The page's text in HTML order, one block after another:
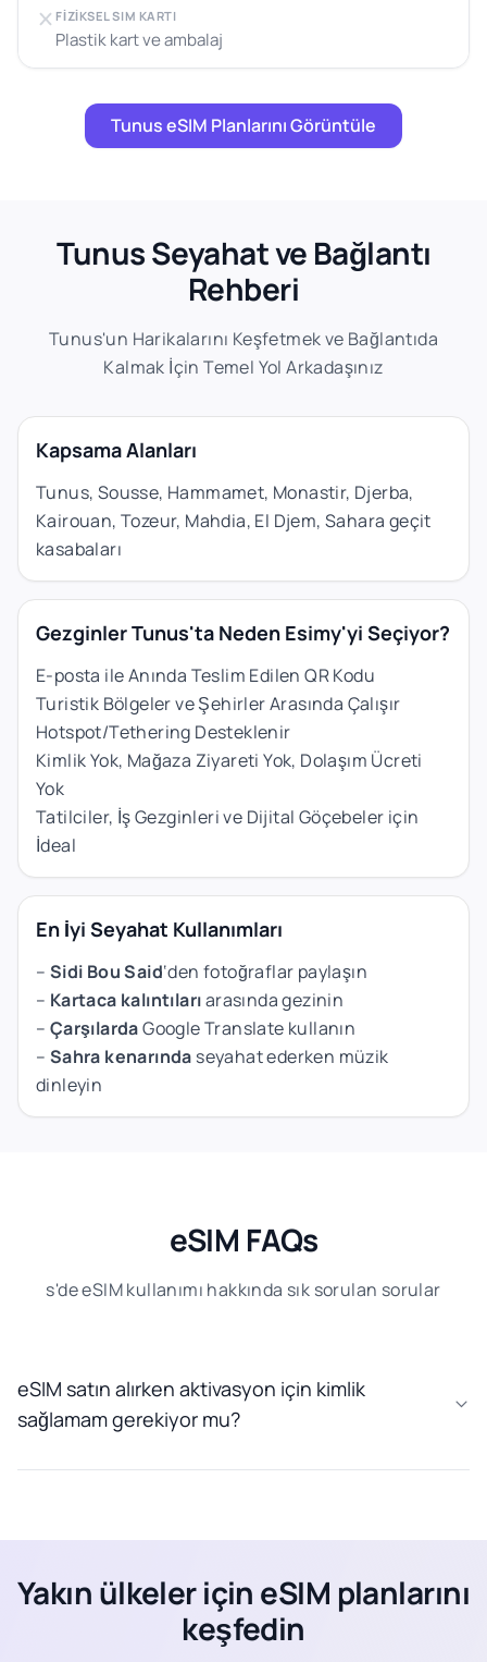
FIZIKSEL SIM KARTI
Plastik kart ve ambalaj
Tunus eSIM Planlarını Görüntüle
Tunus Seyahat ve Bağlantı
Rehberi
Tunus'un Harikalarını Keşfetmek ve Bağlantıda
Kalmak İçin Temel Yol Arkadaşınız
Kapsama Alanları
Tunus, Sousse, Hammamet, Monastir, Djerba,
Kairouan, Tozeur, Mahdia, El Djem, Sahara geçit
kasabaları
Gezginler Tunus'ta Neden Esimy'yi Seçiyor?
E-posta ile Anında Teslim Edilen QR Kodu
Turistik Bölgeler ve Şehirler Arasında Çalışır
Hotspot/Tethering Desteklenir
Kimlik Yok, Mağaza Ziyareti Yok, Dolaşım Ücreti
Yok
Tatilciler, İş Gezginleri ve Dijital Göçebeler için
İdeal
En İyi Seyahat Kullanımları
– Sidi Bou Said‘den fotoğraflar paylaşın
– Kartaca kalıntılarıarasında gezinin
– ÇarşılardaGoogle Translate kullanın
– Sahra kenarında seyahat ederken müzik
dinleyin
eSIM FAQs
s'de eSIM kullanımı hakkında sık sorulan sorular
eSIM satın alırken aktivasyon için kimlik
sağlamam gerekiyor mu?
Yakın ülkeler için eSIM planlarını
keşfedin